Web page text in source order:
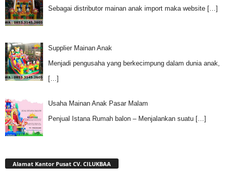
Sebagai distributor mainan anak import maka website […]
Supplier Mainan Anak
Menjadi pengusaha yang berkecimpung dalam dunia anak,
[…]
Usaha Mainan Anak Pasar Malam
Penjual Istana Rumah balon – Menjalankan suatu […]
Alamat Kantor Pusat CV. CILUKBAA